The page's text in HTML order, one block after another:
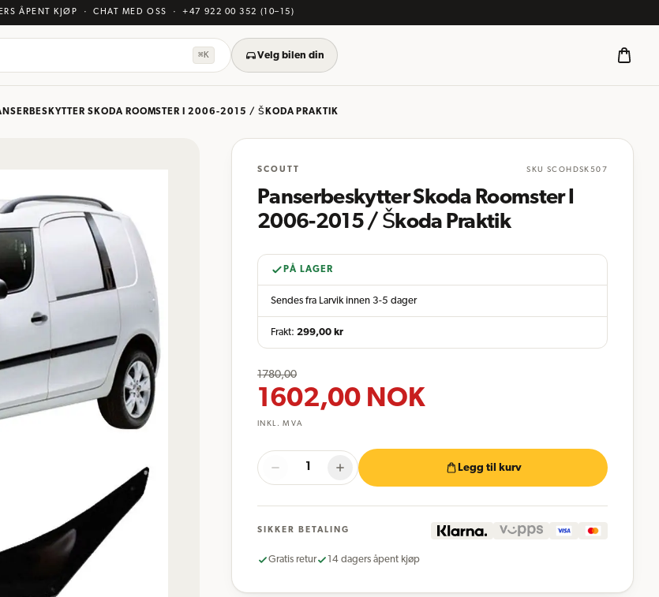
ÅPENT KJØP · CHAT MED OSS ·+47 922 00 352 (10–15)
⌘K Velg bilen din
SKODA ROOMSTER I 2006-2015 / ŠKODA PRAKTIK
SCOUTT SKU SCOHDSK507
Panserbeskytter Skoda Roomster I
2006-2015 / Škoda Praktik
PÅ LAGER
Sendes fra Larvik innen 3-5 dager
Frakt: 299,00 kr
1780,00
1602,00 NOK
INKL. MVA
Legg til kurv
SIKKER BETALING
Gratis retur 14 dagers åpent kjøp